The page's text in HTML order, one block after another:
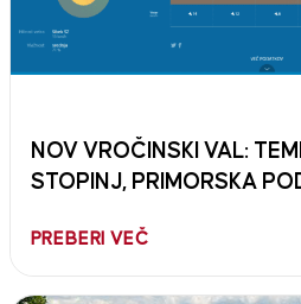
NOV VROČINSKI VAL:
STOPINJ, PRIMORSKA
PREBERI VEČ